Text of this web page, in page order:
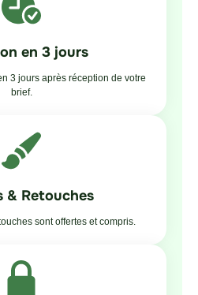
en 3 jours
3 jours après réception de votre
brief.
& Retouches
sont offertes et compris.